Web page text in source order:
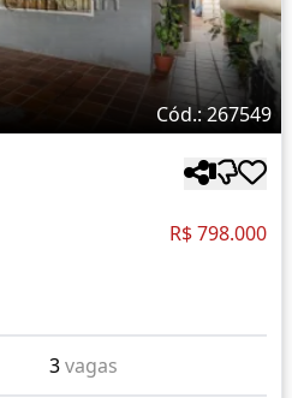
Cód.: 267549
R$ 798.000
3vagas